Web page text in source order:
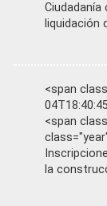
liquidación
<span
<span
la